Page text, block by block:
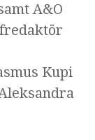
A&O
Kupi